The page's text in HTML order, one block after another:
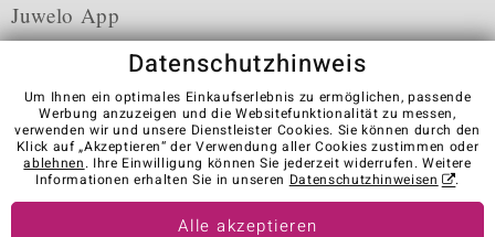
Juwelo App
Karriere AGB Datenschutz Cookies
Impressum
Kontakt
Vertrag widerrufen
Visit our stores in other countries:
Datenschutzhinweis
Um Ihnen ein optimales Einkaufserlebnis zu ermöglichen, passende
Werbung anzuzeigen und die Websitefunktionalität zu messen,
verwenden wir und unsere Dienstleister Cookies. Sie können durch den
Klick auf „Akzeptieren“ der Verwendung aller Cookies zustimmen oder
ablehnen. Ihre Einwilligung können Sie jederzeit widerrufen. Weitere
Informationen erhalten Sie in unseren Datenschutzhinweisen .
Alle akzeptieren